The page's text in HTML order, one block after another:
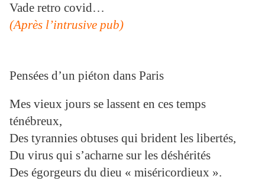
Vade retro covid…
(Après l’intrusive pub)
Pensées d’un piéton dans Paris
Mes vieux jours se lassent en ces temps
ténébreux,
Des tyrannies obtuses qui brident les libertés,
Du virus qui s’acharne sur les déshérités
Des égorgeurs du dieu « miséricordieux ».